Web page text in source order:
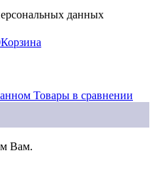
данных
Корзина
Товары в сравнении
Вам.